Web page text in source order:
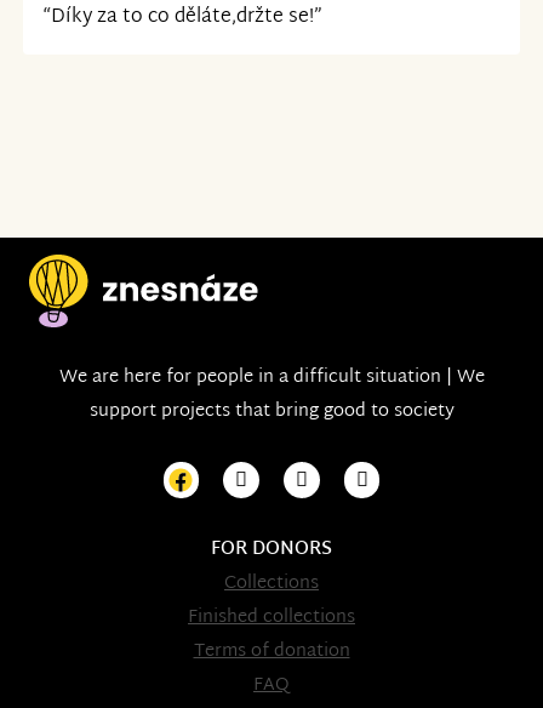
“Díky za to co děláte,držte se!”
We are here for people in a difficult situation | We
support projects that bring good to society
FOR DONORS
Collections
Finished collections
Terms of donation
FAQ